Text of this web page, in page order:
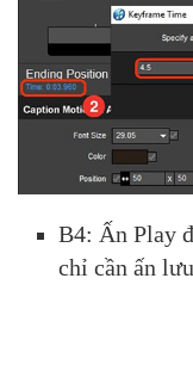
B4: Ấn Play
chỉ cần ấn